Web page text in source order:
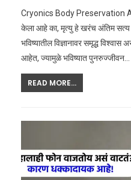
Cryonics Body Preservation
केला आहे का, मृत्यु हे खरंच अंतिम
भविष्यातील विज्ञानावर समृद्ध विश्वास
आहेत, ज्यामुळे भविष्यात पुनरुज्जीवन…
READ MORE...